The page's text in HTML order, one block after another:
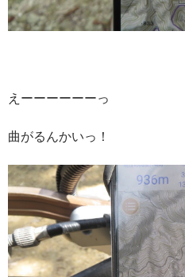
えーーーーーーっ
曲がるんかいっ！